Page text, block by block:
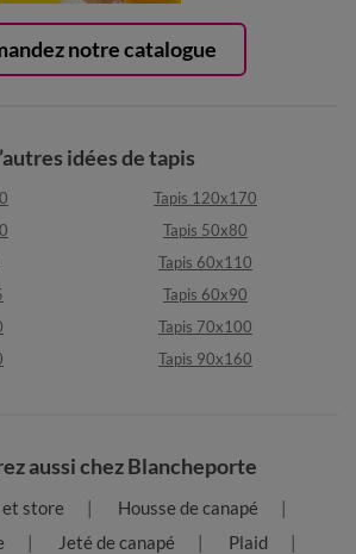
notre catalogue
idées de tapis
Tapis 120x170
Tapis 50x80
Tapis 60x110
Tapis 60x90
Tapis 70x100
Tapis 90x160
aussi chez Blancheporte
et store
Housse de canapé
Jeté de canapé
Plaid